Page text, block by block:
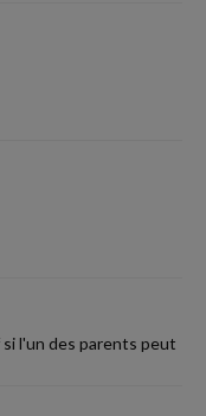
l'un des parents peut